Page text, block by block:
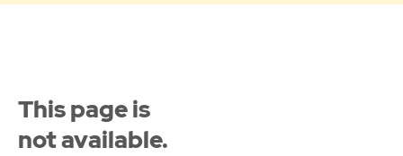
This page is
not available.